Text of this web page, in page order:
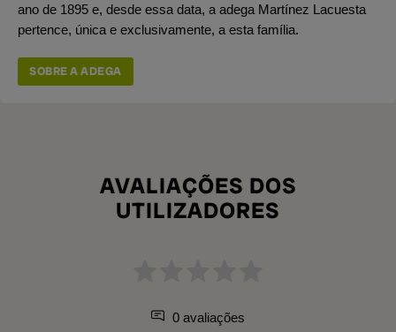
ano de 1895 e, desde essa data, a adega Martínez Lacuesta
pertence, única e exclusivamente, a esta família.
SOBRE A ADEGA
AVALIAÇÕES DOS
UTILIZADORES
0 avaliações